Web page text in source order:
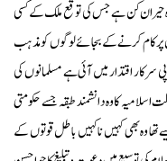
حیران کن ہے جس کی توقع ملک کے کسی
پر کام کرنے کے بجائے لوگوں کو مذہب
اقتدار میں آئی ہے مسلمانوں کی
اسلامیہ کا وہ دانشمند طبقہ جسے حکومتی
تھا وہ بھی کہیں نا کہیں باطل قوتوں کے